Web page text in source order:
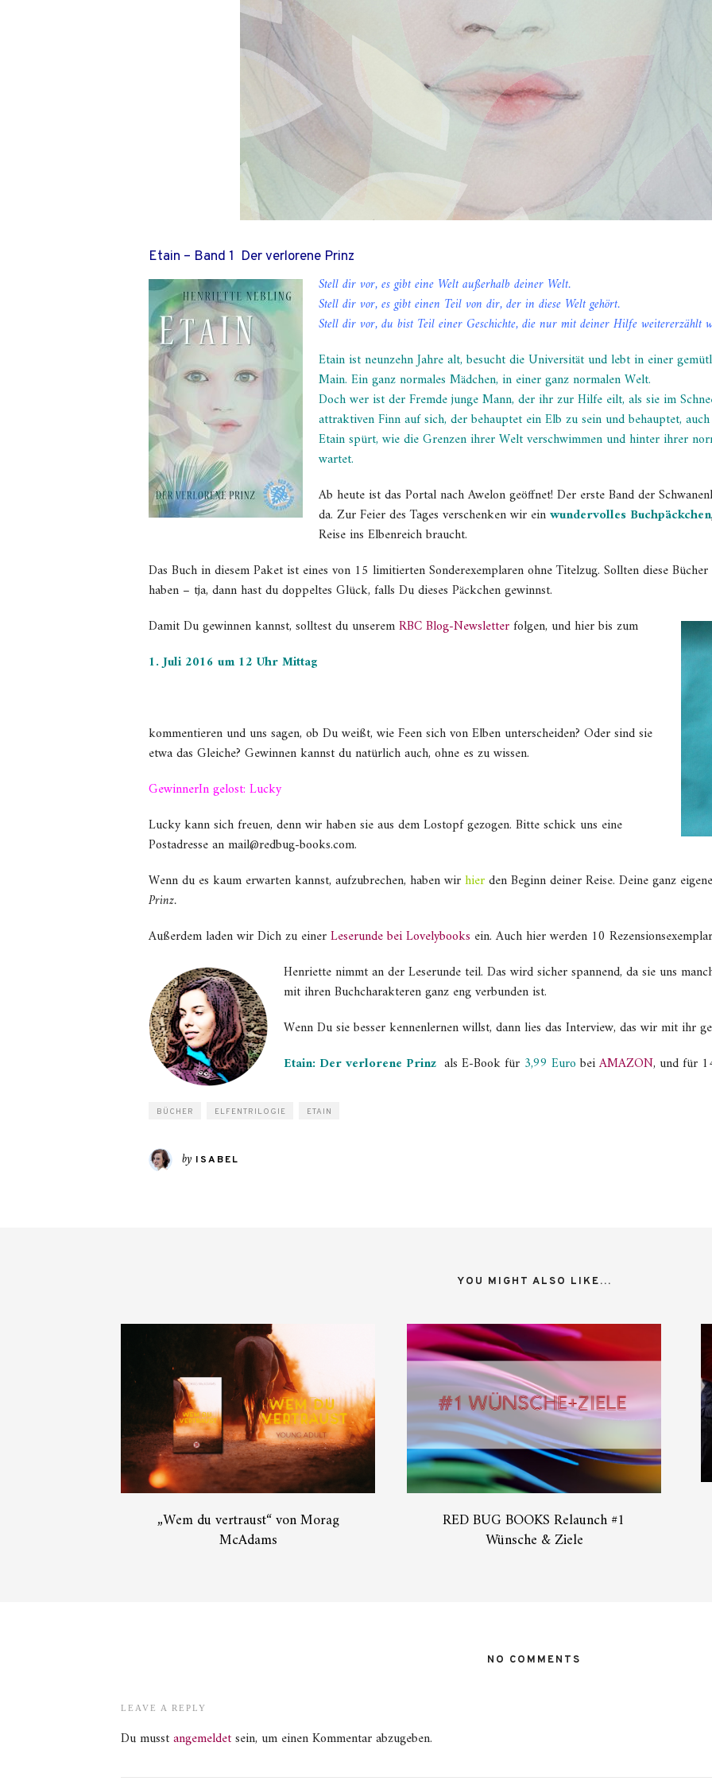
Etain – Band 1 Der verlorene Prinz
Stell dir vor, es gibt eine Welt außerhalb deiner Welt.
Stell dir vor, es gibt einen Teil von dir, der in diese Welt gehört.
Stell dir vor, du bist Teil einer Geschichte, die nur mit deiner Hilfe weitererzählt
Etain ist neunzehn Jahre alt, besucht die Universität und lebt in einer
Main. Ein ganz normales Mädchen, in einer ganz normalen Welt.
Doch wer ist der Fremde junge Mann, der ihr zur Hilfe eilt, als sie im
attraktiven Finn auf sich, der behauptet ein Elb zu sein und behauptet,
Etain spürt, wie die Grenzen ihrer Welt verschwimmen und hinter ihrer
wartet.
Ab heute ist das Portal nach Awelon geöffnet! Der erste Band der
da. Zur Feier des Tages verschenken wir einwundervolles Buchpäckchen
Reise ins Elbenreich braucht.
Das Buch in diesem Paket ist eines von 15 limitierten Sonderexemplaren ohne Titelzug. Sollten diese
haben – tja, dann hast du doppeltes Glück, falls Du dieses Päckchen gewinnst.
Damit Du gewinnen kannst, solltest du unseremRBC Blog-Newsletterfolgen, und hier bis zum
1. Juli 2016 um 12 Uhr Mittag
kommentieren und uns sagen, ob Du weißt, wie Feen sich von Elben unterscheiden? Oder sind sie
etwa das Gleiche? Gewinnen kannst du natürlich auch, ohne es zu wissen.
GewinnerIn gelost: Lucky
Lucky kann sich freuen, denn wir haben sie aus dem Lostopf gezogen. Bitte schick uns eine
Postadresse an mail@redbug-books.com.
Wenn du es kaum erwarten kannst, aufzubrechen, haben wirhierden Beginn deiner Reise. Deine ganz
Prinz.
Außerdem laden wir Dich zu einerLeserunde bei Lovelybooks ein. Auch hier werden 10
Henriette nimmt an der Leserunde teil. Das wird sicher spannend, da sie uns
mit ihren Buchcharakteren ganz eng verbunden ist.
Wenn Du sie besser kennenlernen willst, dann lies das Interview, das wir mit ihr
Etain: Der verlorene Prinz als E-Book für 3,99 EurobeiAMAZON, und für
BÜCHER ELFENTRILOGIE ETAIN
by ISABEL
YOU MIGHT ALSO LIKE...
„Wem du vertraust“ von Morag
McAdams
RED BUG BOOKS Relaunch #1
Wünsche & Ziele
NO COMMENTS
LEAVE A REPLY
Du musstangemeldetsein, um einen Kommentar abzugeben.